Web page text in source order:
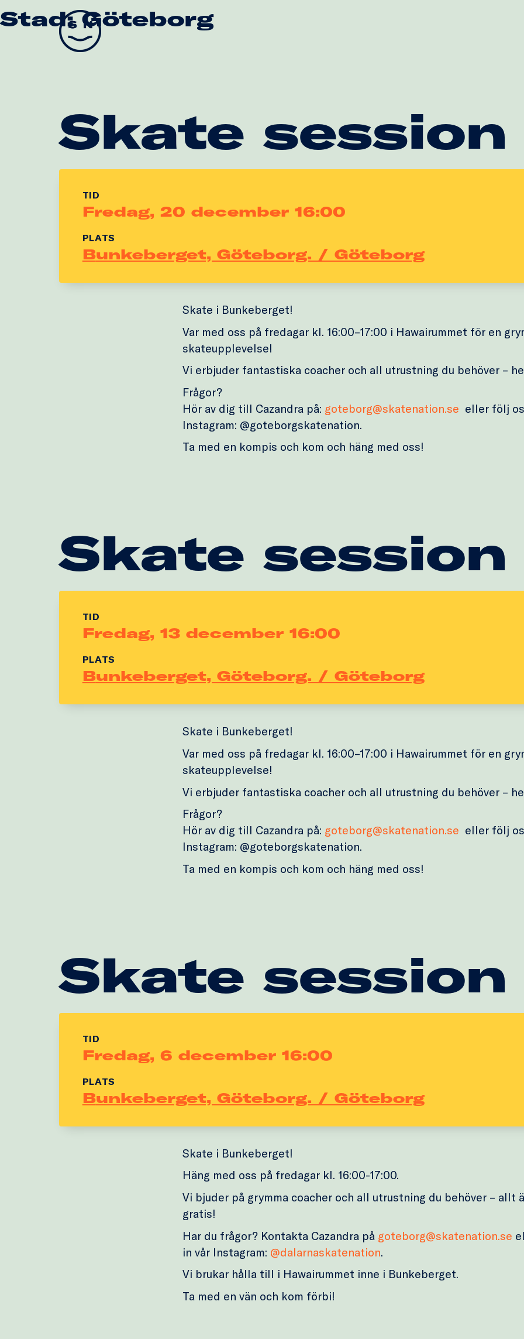
Skate Nation
Stad:Göteborg
Skate session
TID
Fredag, 20 december 16:00
PLATS
Bunkeberget, Göteborg. / Göteborg
Skate i Bunkeberget!
Var med oss på fredagar kl. 16:00–17:00 i Hawairummet för en
skateupplevelse!
Vi erbjuder fantastiska coacher och all utrustning du behöver –
Frågor?
Hör av dig till Cazandra på: goteborg@skatenation.se eller följ
Instagram: @goteborgskatenation.
Ta med en kompis och kom och häng med oss!
Skate session
TID
Fredag, 13 december 16:00
PLATS
Bunkeberget, Göteborg. / Göteborg
Skate i Bunkeberget!
Var med oss på fredagar kl. 16:00–17:00 i Hawairummet för en
skateupplevelse!
Vi erbjuder fantastiska coacher och all utrustning du behöver –
Frågor?
Hör av dig till Cazandra på: goteborg@skatenation.se eller följ
Instagram: @goteborgskatenation.
Ta med en kompis och kom och häng med oss!
Skate session
TID
Fredag, 6 december 16:00
PLATS
Bunkeberget, Göteborg. / Göteborg
Skate i Bunkeberget!
Häng med oss på fredagar kl. 16:00-17:00.
Vi bjuder på grymma coacher och all utrustning du behöver – allt
gratis!
Har du frågor? Kontakta Cazandra på goteborg@skatenation.se
in vår Instagram: @dalarnaskatenation.
Vi brukar hålla till i Hawairummet inne i Bunkeberget.
Ta med en vän och kom förbi!